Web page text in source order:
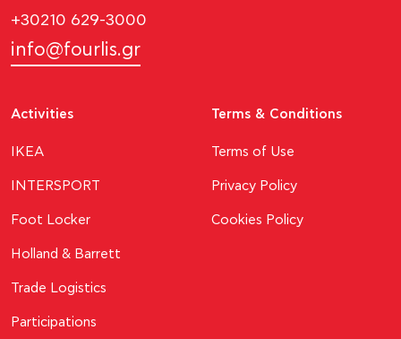
+30210 629-3000
info@fourlis.gr
Activities
ΙΚΕΑ
INTERSPORT
Foot Locker
Holland & Barrett
Trade Logistics
Participations
Terms & Conditions
Terms of Use
Privacy Policy
Cookies Policy